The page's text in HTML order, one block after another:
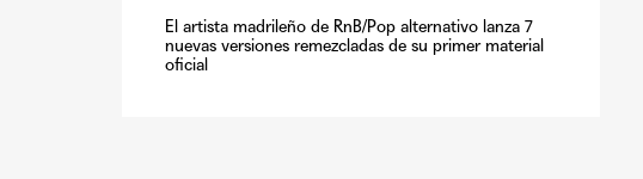
El artista madrileño de RnB/Pop alternativo lanza 7
nuevas versiones remezcladas de su primer material
oficial